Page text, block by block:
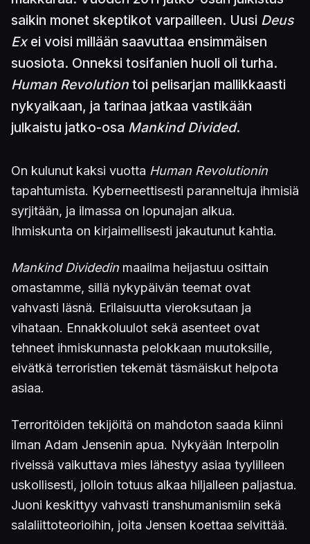
saikin monet skeptikot varpailleen. Uusi Deus
Exei voisi millään saavuttaa ensimmäisen
suosiota. Onneksi tosifanien huoli oli turha.
Human Revolution toi pelisarjan mallikkaasti
nykyaikaan, ja tarinaa jatkaa vastikään
julkaistu jatko-osa Mankind Divided.
On kulunut kaksi vuotta Human Revolutionin
tapahtumista. Kyberneettisesti paranneltuja ihmisiä
syrjitään, ja ilmassa on lopunajan alkua.
Ihmiskunta on kirjaimellisesti jakautunut kahtia.
Mankind Dividedin maailma heijastuu osittain
omastamme, sillä nykypäivän teemat ovat
vahvasti läsnä. Erilaisuutta vieroksutaan ja
vihataan. Ennakkoluulot sekä asenteet ovat
tehneet ihmiskunnasta pelokkaan muutoksille,
eivätkä terroristien tekemät täsmäiskut helpota
asiaa.
Terroritöiden tekijöitä on mahdoton saada kiinni
ilman Adam Jensenin apua. Nykyään Interpolin
riveissä vaikuttava mies lähestyy asiaa tyylilleen
uskollisesti, jolloin totuus alkaa hiljalleen paljastua.
Juoni keskittyy vahvasti transhumanismiin sekä
salaliittoteorioihin, joita Jensen koettaa selvittää.